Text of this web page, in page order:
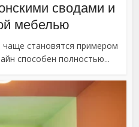
сводами и
мебелью
становятся примером
способен полностью...